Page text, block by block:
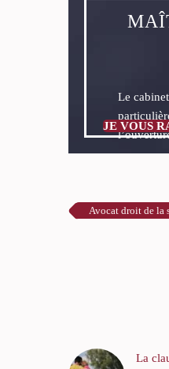
Le
JE VOUS
Avocat droit de la
La